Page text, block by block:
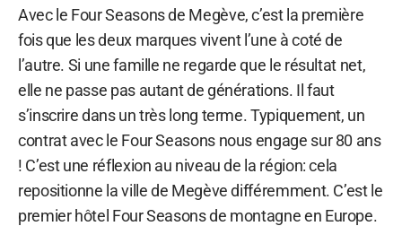
Avec le Four Seasons de Megève, c’est la première
fois que les deux marques vivent l’une à coté de
l’autre. Si une famille ne regarde que le résultat net,
elle ne passe pas autant de générations. Il faut
s’inscrire dans un très long terme. Typiquement, un
contrat avec le Four Seasons nous engage sur 80 ans
! C’est une réflexion au niveau de la région: cela
repositionne la ville de Megève différemment. C’est le
premier hôtel Four Seasons de montagne en Europe.